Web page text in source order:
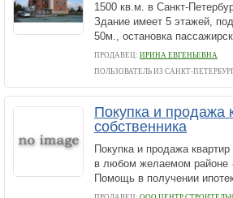
1500 кв.м. в Санкт-
Здание имеет 5 этажей,
50м., остановка
ПРОДАВЕЦ: ИРИНА ЕВГЕНЬЕВНА
ПОЛЬЗОВАТЕЛЬ ИЗ САНКТ-
Покупка и продажа
собственника
Покупка и продажа
в любом желаемом
Помощь в получении